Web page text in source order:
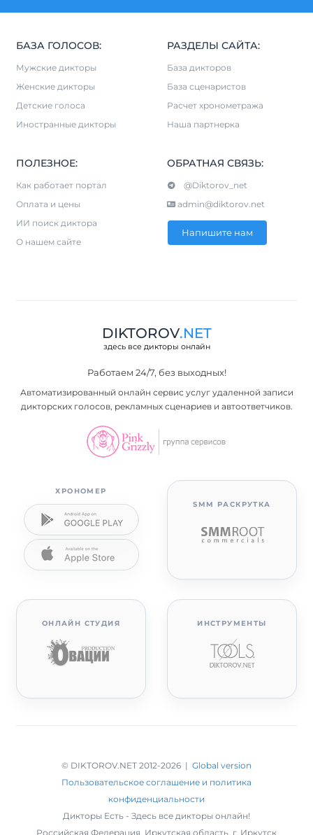
БАЗА ГОЛОСОВ:
Мужские дикторы
Женские дикторы
Детские голоса
Иностранные дикторы
РАЗДЕЛЫ САЙТА:
База дикторов
База сценаристов
Расчет хронометража
Наша партнерка
ПОЛЕЗНОЕ:
Как работает портал
Оплата и цены
ИИ поиск диктора
О нашем сайте
ОБРАТНАЯ СВЯЗЬ:
@Diktorov_net
admin@diktorov.net
Напишите нам
DIKTOROV.NET
здесь все дикторы онлайн
Работаем 24/7, без выходных!
Автоматизированный онлайн сервис услуг удаленной записи
дикторских голосов, рекламных сценариев и автоответчиков.
ХРОНОМЕР
SMM РАСКРУТКА
ОНЛАЙН СТУДИЯ ИНСТРУМЕНТЫ
© DIKTOROV.NET 2012-2026 | Global version
Пользовательское соглашение и политика
конфиденциальности
Дикторы Есть - Здесь все дикторы онлайн!
Российская Федерация, Иркутская область г. Иркутск